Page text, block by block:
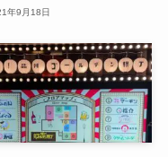
年9月18日